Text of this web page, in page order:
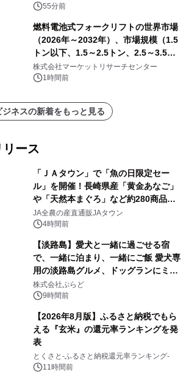
55分前
燃料電池式フォークリフトの世界市場
（2026年～2032年）、市場規模（1.5
トン以下、1.5～2.5トン、2.5～3.5ト
ン、3.5～5.0トン、その他）・分析レ
ポートを発表
株式会社マーケットリサーチセンター
1時間前
ジネスの新着をもっと見る
リース
「ＪＡタウン」で「魚の日限定セー
ル」を開催！長崎県産「黄金あなご」
や「天然本まぐろ」など約280商品を
販売！～毎月１０日の定例企画～
JA全農の産直通販JAタウン
4時間前
【淡路島】愛犬と一緒に過ごせる宿
で、一緒に泊まり、一緒にご飯 愛犬専
用の淡路島グルメ、ドッグランにミニ
プール グランピングとトレーラーハウ
スの2施設で
株式会社ぷらど
9時間前
【2026年8月版】ふるさと納税でもら
える『玄米』の還元率ランキングを発
表
とくさと-ふるさと納税還元率ランキング-
11時間前